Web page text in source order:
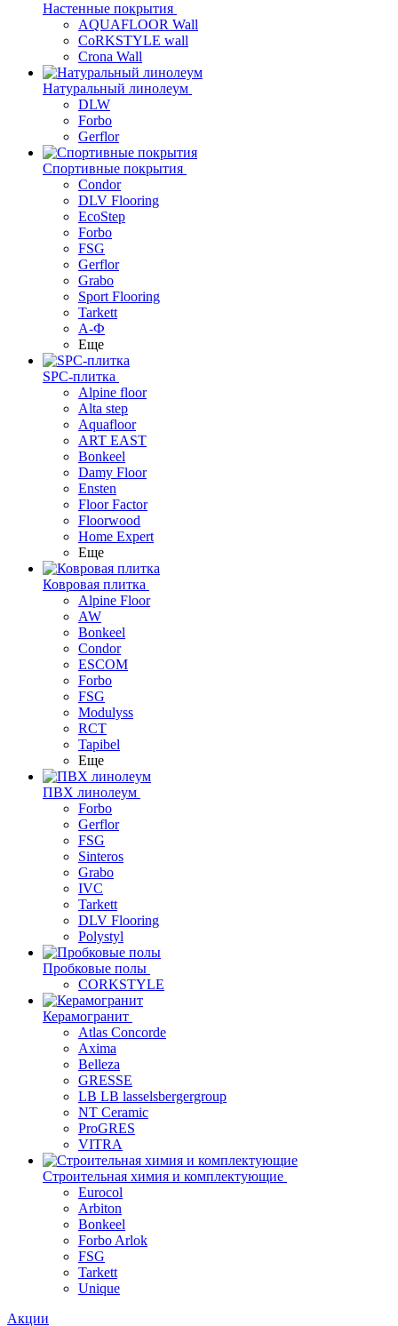
Настенные покрытия
AQUAFLOOR Wall
CoRKSTYLE wall
Crona Wall
Натуральный линолеум
DLW
Forbo
Gerflor
Спортивные покрытия
Condor
DLV Flooring
EcoStep
Forbo
FSG
Gerflor
Grabo
Sport Flooring
Tarkett
А-Ф
Еще
SPC-плитка
Alpine floor
Alta step
Aquafloor
ART EAST
Bonkeel
Damy Floor
Ensten
Floor Factor
Floorwood
Home Expert
Еще
Ковровая плитка
Alpine Floor
AW
Bonkeel
Condor
ESCOM
Forbo
FSG
Modulyss
RCT
Tapibel
Еще
ПВХ линолеум
Forbo
Gerflor
FSG
Sinteros
Grabo
IVC
Tarkett
DLV Flooring
Polystyl
Пробковые полы
CORKSTYLE
Керамогранит
Atlas Concorde
Axima
Belleza
GRESSE
LB LB lasselsbergergroup
NT Ceramic
ProGRES
VITRA
Строительная химия и комплектующие
Eurocol
Arbiton
Bonkeel
Forbo Arlok
FSG
Tarkett
Unique
Акции